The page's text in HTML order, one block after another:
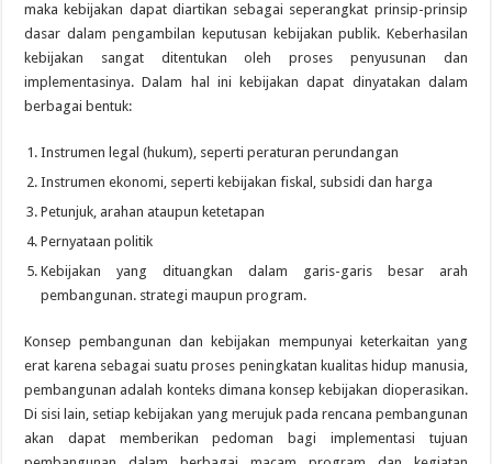
maka kebijakan dapat diartikan sebagai seperangkat prinsip-prinsip
dasar dalam pengambilan keputusan kebijakan publik. Keberhasilan
kebijakan sangat ditentukan oleh proses penyusunan dan
implementasinya. Dalam hal ini kebijakan dapat dinyatakan dalam
berbagai bentuk:
Instrumen legal (hukum), seperti peraturan perundangan
Instrumen ekonomi, seperti kebijakan fiskal, subsidi dan harga
Petunjuk, arahan ataupun ketetapan
Pernyataan politik
Kebijakan yang dituangkan dalam garis-garis besar arah
pembangunan. strategi maupun program.
Konsep pembangunan dan kebijakan mempunyai keterkaitan yang
erat karena sebagai suatu proses peningkatan kualitas hidup manusia,
pembangunan adalah konteks dimana konsep kebijakan dioperasikan.
Di sisi lain, setiap kebijakan yang merujuk pada rencana pembangunan
akan dapat memberikan pedoman bagi implementasi tujuan